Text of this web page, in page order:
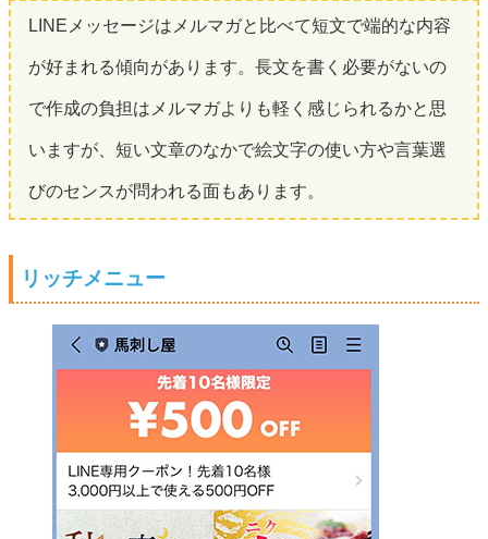
LINEメッセージはメルマガと比べて短文で端的な内容
が好まれる傾向があります。長文を書く必要がないの
で作成の負担はメルマガよりも軽く感じられるかと思
いますが、短い文章のなかで絵文字の使い方や言葉選
びのセンスが問われる面もあります。
リッチメニュー